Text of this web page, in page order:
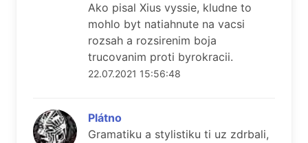
Ako pisal Xius vyssie, kludne to
mohlo byt natiahnute na vacsi
rozsah a rozsirenim boja
trucovanim proti byrokracii.
22.07.2021 15:56:48
Plátno
Gramatiku a stylistiku ti uz zdrbali,